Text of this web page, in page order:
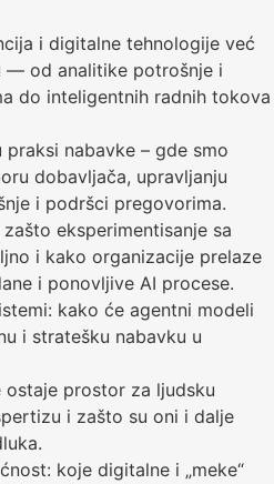
i digitalne tehnologije već
— od analitike potrošnje i
do inteligentnih radnih tokova
nabavke – gde smo
dobavljača, upravljanju
i podršci pregovorima.
eksperimentisanje sa
i kako organizacije prelaze
i ponovljive AI procese.
kako će agentni modeli
i stratešku nabavku u
ostaje prostor za ljudsku
i zašto su oni i dalje
koje digitalne i „meke“